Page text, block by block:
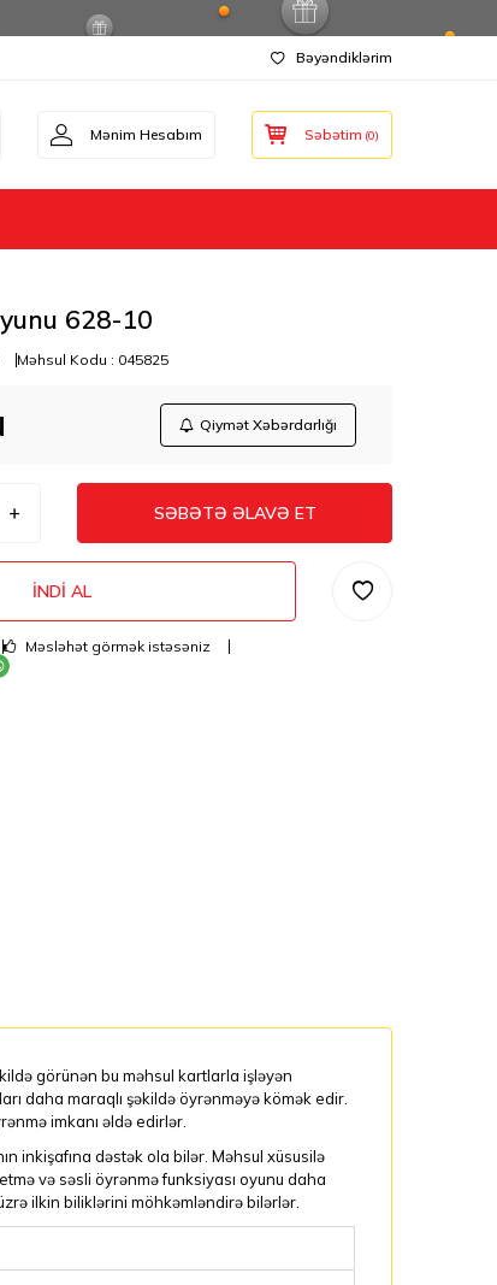
Bəyəndiklərim
Mənim Hesabım Səbətim (0)
628-10
Məhsul Kodu : 045825
Qiymət Xəbərdarlığı
SƏBƏTƏ ƏLAVƏ ET
İNDI AL
Məsləhət görmək istəsəniz
görünən bu məhsul kartlarla işləyən
daha maraqlı şəkildə öyrənməyə kömək edir.
imkanı əldə edirlər.
inkişafına dəstək ola bilər. Məhsul xüsusilə
və səsli öyrənmə funksiyası oyunu daha
ilkin biliklərini möhkəmləndirə bilərlər.